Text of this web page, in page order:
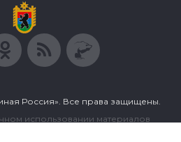
Россия». Все права защищены.
использовании материалов